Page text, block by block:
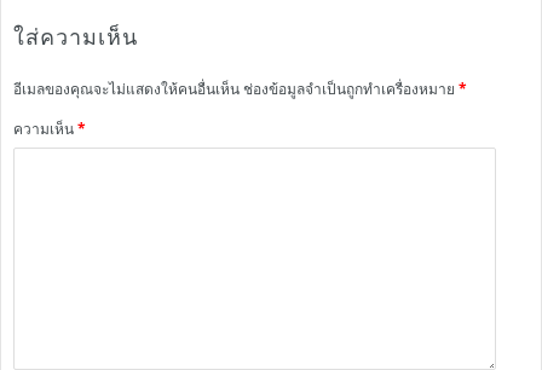
ใส่ความเห็น
อีเมลของคุณจะไม่แสดงให้คนอื่นเห็นช่องข้อมูลจำเป็นถูกทำเครื่องหมาย *
ความเห็น*